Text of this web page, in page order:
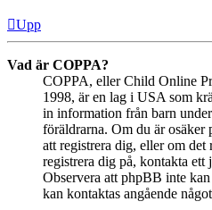
Upp
Vad är COPPA?
COPPA, eller Child Online
1998, är en lag i USA som
in information från barn
föräldrarna. Om du är osäker
att registrera dig, eller om
registrera dig på, kontakta
Observera att phpBB inte
kan kontaktas angående